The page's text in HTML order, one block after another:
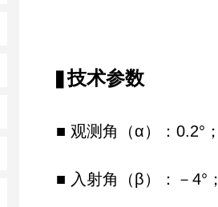
▋技术参数
■ 观测角（α）：0.2°；
■ 入射角（β）：－4°；